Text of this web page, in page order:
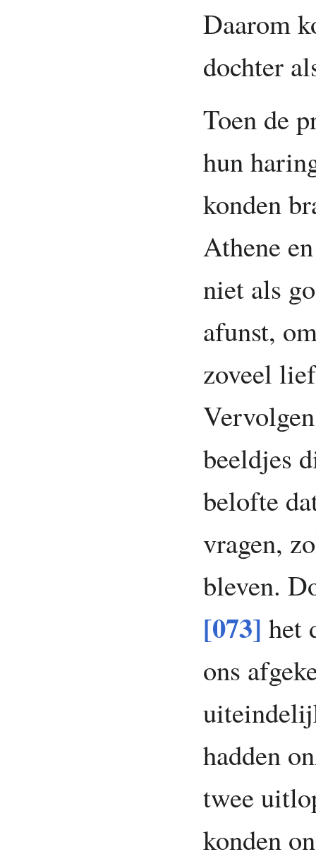
Daarom
dochter
Toen de
hun
konden
Athene
niet als
afunst,
zoveel
beeldjes
belofte
vragen,
bleven.
[073] het
ons
hadden
twee
konden